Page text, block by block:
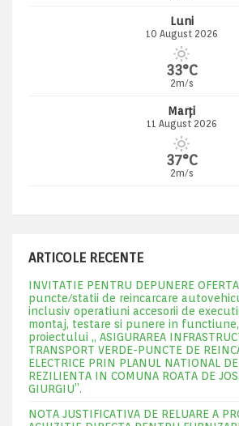
Luni
10 August 2026
33°C
2m/s
Marți
11 August 2026
37°C
2m/s
ARTICOLE RECENTE
INVITATIE PENTRU DEPUNERE
puncte/statii de reincarcare
inclusiv operatiuni accesorii de
montaj, testare si punere in functiune,
proiectului „ ASIGURAREA
TRANSPORT VERDE-PUNCTE DE
ELECTRICE PRIN PLANUL NATIONAL DE
REZILIENTA IN COMUNA ROATA DE
GIURGIU”.
NOTA JUSTIFICATIVA DE RELUARE A